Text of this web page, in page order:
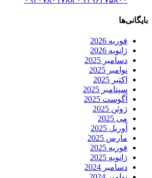
بایگانی‌ها
فوریه 2026
ژانویه 2026
دسامبر 2025
نوامبر 2025
اکتبر 2025
سپتامبر 2025
آگوست 2025
ژوئن 2025
می 2025
آوریل 2025
مارس 2025
فوریه 2025
ژانویه 2025
دسامبر 2024